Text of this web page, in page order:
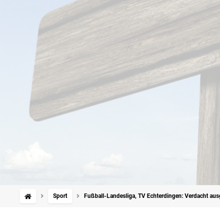
Sport Fußball-Landesliga, TV Echterdingen: Verdacht